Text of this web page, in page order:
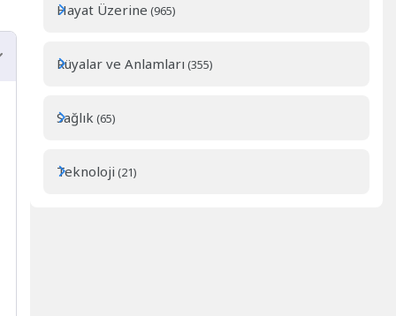
Hayat Üzerine (965)
Rüyalar ve Anlamları (355)
Sağlık (65)
Teknoloji (21)